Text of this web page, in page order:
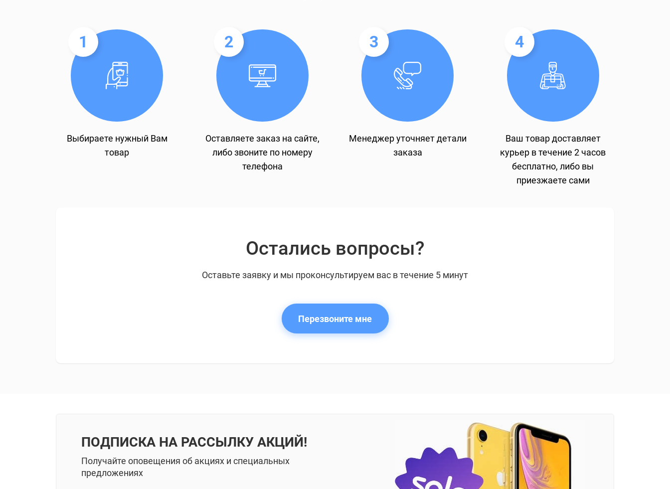
1
Выбираете нужный Вам
товар
2
Оставляете заказ на сайте,
либо звоните по номеру
телефона
3
Менеджер уточняет детали
заказа
4
Ваш товар доставляет
курьер в течение 2 часов
бесплатно, либо вы
приезжаете сами
Остались вопросы?
Оставьте заявку и мы проконсультируем вас в течение 5 минут
Перезвоните мне
ПОДПИСКА НА РАССЫЛКУ АКЦИЙ!
Получайте оповещения об акциях и специальных
предложениях